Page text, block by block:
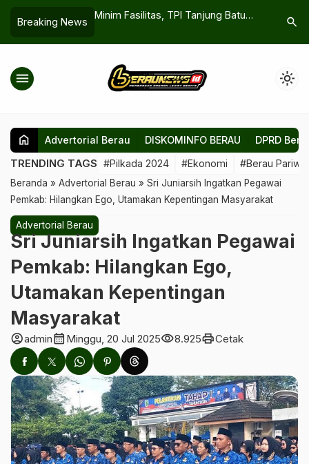
Breaking News
Minim Fasilitas, TPI Tanjung Batu
search
menu light_mode
home Advertorial Berau DISKOMINFO BERAU DPRD
TRENDING TAGS #Pilkada 2024 #Ekonomi #Berau
Beranda » Advertorial Berau » Sri Juniarsih Ingatkan Pegawai
Pemkab: Hilangkan Ego, Utamakan Kepentingan Masyarakat
Advertorial Berau
Sri Juniarsih Ingatkan Pegawai
Pemkab: Hilangkan Ego,
Utamakan Kepentingan
Masyarakat
account_circleadmincalendar_month Minggu, 20 Jul 2025visibility8.925printCetak